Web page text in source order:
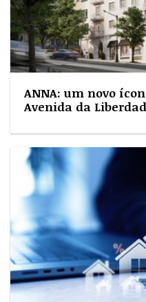
ANNA: um novo
Avenida da